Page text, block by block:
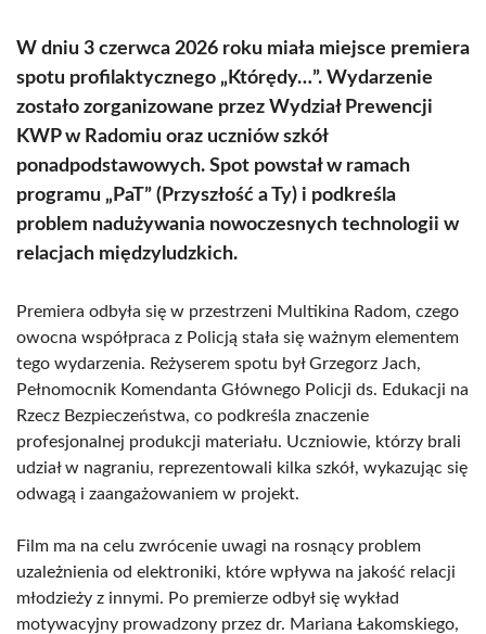
W dniu 3 czerwca 2026 roku miała miejsce premiera
spotu profilaktycznego „Którędy…”. Wydarzenie
zostało zorganizowane przez Wydział Prewencji
KWP w Radomiu oraz uczniów szkół
ponadpodstawowych. Spot powstał w ramach
programu „PaT” (Przyszłość a Ty) i podkreśla
problem nadużywania nowoczesnych technologii w
relacjach międzyludzkich.
Premiera odbyła się w przestrzeni Multikina Radom, czego
owocna współpraca z Policją stała się ważnym elementem
tego wydarzenia. Reżyserem spotu był Grzegorz Jach,
Pełnomocnik Komendanta Głównego Policji ds. Edukacji na
Rzecz Bezpieczeństwa, co podkreśla znaczenie
profesjonalnej produkcji materiału. Uczniowie, którzy brali
udział w nagraniu, reprezentowali kilka szkół, wykazując się
odwagą i zaangażowaniem w projekt.
Film ma na celu zwrócenie uwagi na rosnący problem
uzależnienia od elektroniki, które wpływa na jakość relacji
młodzieży z innymi. Po premierze odbył się wykład
motywacyjny prowadzony przez dr. Mariana Łakomskiego,